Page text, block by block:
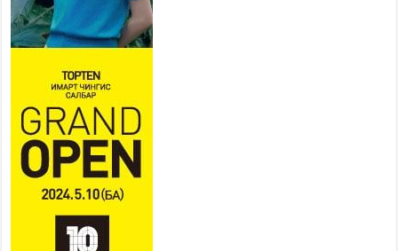
байдлын газрын 162 алба хаагч үүрэг гүйцэтгэж
байна
2026 оны 7 сар 15 / 11 цаг 07 минут
Үндэсний их сурын харваанд 850 харваач цэц
мэргэнээ сорьж байна
2026 оны 7 сар 15 / 11 цаг 03 минут
Төв цэнгэлдэхийн эргэн тойронд
2026 оны 7 сар 15 / 10 цаг 58 минут
Үндэсний их баяр наадмын шагайн харваа
насанд хүрэгчдийн багийн харваагаар
үргэлжилж байна
2026 оны 7 сар 15 / 10 цаг 52 минут